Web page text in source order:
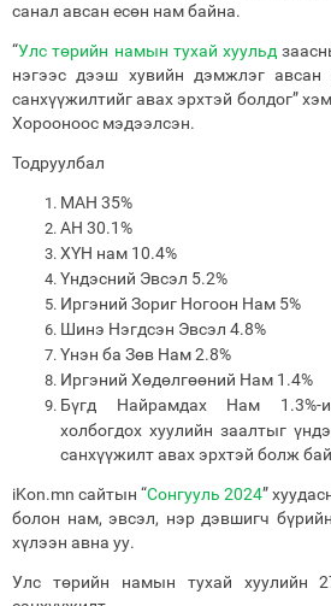
санал авсан есөн нам байна.
“Улс төрийн намын тухай хуульд
нэгээс дээш хувийн дэмжлэг
санхүүжилтийг авах эрхтэй болдог”
Хорооноос мэдээлсэн.
Тодруулбал
МАН 35%
АН 30.1%
ХҮН нам 10.4%
Үндэсний Эвсэл 5.2%
Иргэний Зориг Ногоон Нам 5%
Шинэ Нэгдсэн Эвсэл 4.8%
Үнэн ба Зөв Нам 2.8%
Иргэний Хөдөлгөөний Нам 1.4%
Бүгд Найрамдах Нам 1.3%-
холбогдох хуулийн заалтыг
санхүүжилт авах эрхтэй болж
iKon.mn сайтын “Сонгууль 2024”
болон нам, эвсэл, нэр дэвшигч
хүлээн авна уу.
Улс төрийн намын тухай хуулийн